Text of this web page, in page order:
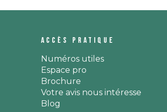
Accès pratique
Numéros utiles
Espace pro
Brochure
Votre avis nous intéresse
Blog